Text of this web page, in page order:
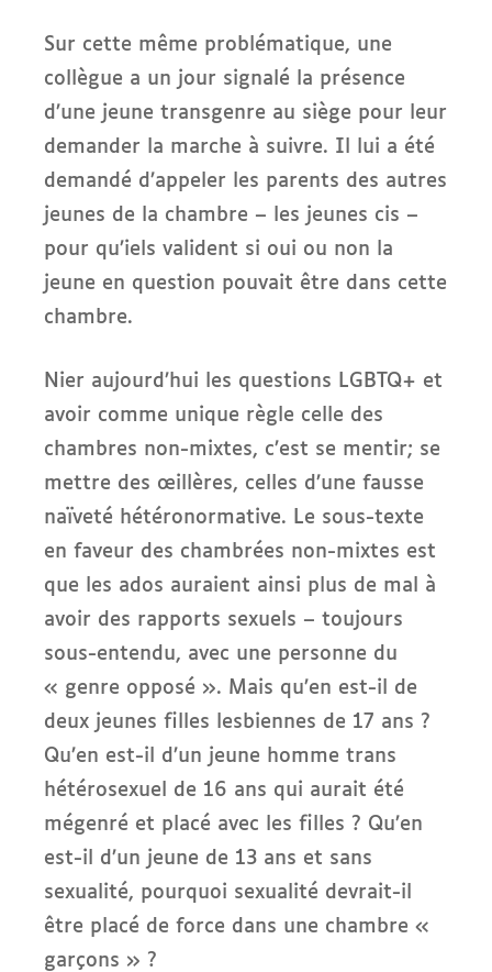
Sur cette même problématique, une
collègue a un jour signalé la présence
d’une jeune transgenre au siège pour leur
demander la marche à suivre. Il lui a été
demandé d’appeler les parents des autres
jeunes de la chambre – les jeunes cis –
pour qu’iels valident si oui ou non la
jeune en question pouvait être dans cette
chambre.
Nier aujourd’hui les questions LGBTQ+ et
avoir comme unique règle celle des
chambres non-mixtes, c’est se mentir; se
mettre des œillères, celles d’une fausse
naïveté hétéronormative. Le sous-texte
en faveur des chambrées non-mixtes est
que les ados auraient ainsi plus de mal à
avoir des rapports sexuels – toujours
sous-entendu, avec une personne du
« genre opposé ». Mais qu’en est-il de
deux jeunes filles lesbiennes de 17 ans ?
Qu’en est-il d’un jeune homme trans
hétérosexuel de 16 ans qui aurait été
mégenré et placé avec les filles ? Qu’en
est-il d’un jeune de 13 ans et sans
sexualité, pourquoi sexualité devrait-il
être placé de force dans une chambre «
garçons » ?